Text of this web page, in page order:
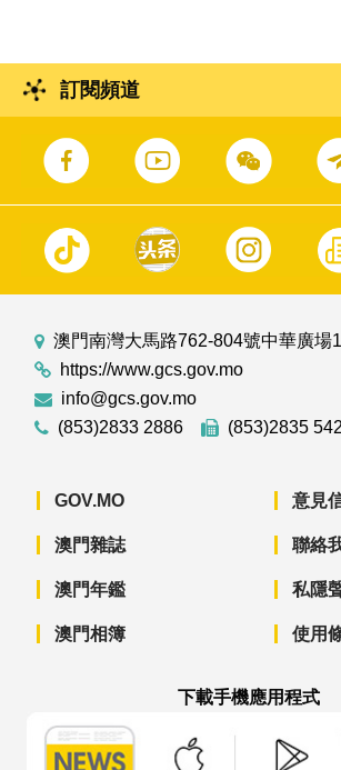
訂閱頻道
澳門南灣大馬路762-804號中華廣場
https://www.gcs.gov.mo
info@gcs.gov.mo
(853)2833 2886
(853)2835
GOV.MO
澳門雜誌
澳門年鑑
澳門相簿
意見
聯絡
私隱
使用
下載手機應用程式